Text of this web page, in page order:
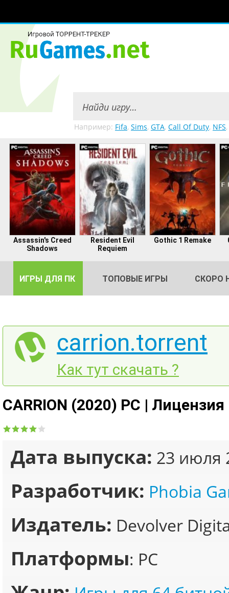
Например: Fifa, Sims, GTA, Call Of Duty, NFS,
Assassin's Creed
Shadows
Resident Evil
Requiem
Gothic 1 Remake
ИГРЫ ДЛЯ ПК ТОПОВЫЕ ИГРЫ СКОРО
carrion.torrent
Как тут скачать ?
CARRION (2020) PC | Лицензия
Дата выпуска: 23 июля
Разработчик: Phobia
Издатель: Devolver
Платформы: PC